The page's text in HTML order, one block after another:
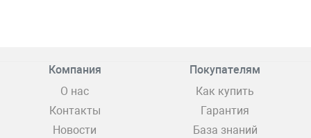
Компания
О нас
Контакты
Новости
Покупателям
Как купить
Гарантия
База знаний